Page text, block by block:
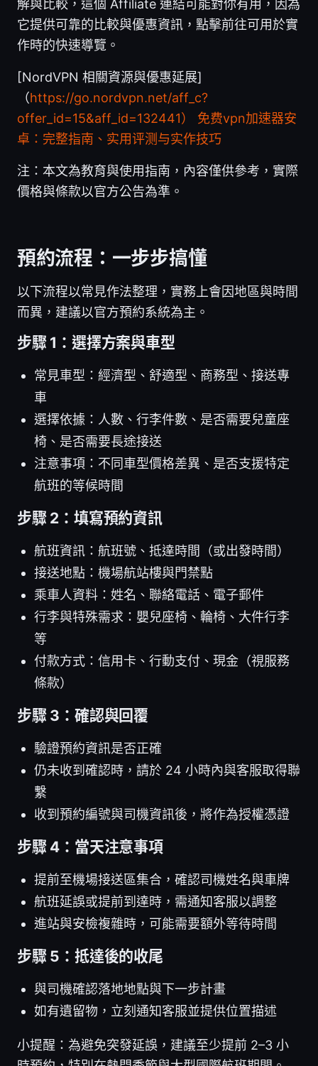
解與比較，這個 Affiliate 連結可能對你有用，因為
它提供可靠的比較與優惠資訊，點擊前往可用於實
作時的快速導覽。
[NordVPN 相關資源與優惠延展]
（https://go.nordvpn.net/aff_c?
offer_id=15&aff_id=132441）
免费vpn加速器安
卓：完整指南、实用评测与实作技巧
注：本文為教育與使用指南，內容僅供參考，實際
價格與條款以官方公告為準。
預約流程：一步步搞懂
以下流程以常見作法整理，實務上會因地區與時間
而異，建議以官方預約系統為主。
步驟 1：選擇方案與車型
常見車型：經濟型、舒適型、商務型、接送專
車
選擇依據：人數、行李件數、是否需要兒童座
椅、是否需要長途接送
注意事項：不同車型價格差異、是否支援特定
航班的等候時間
步驟 2：填寫預約資訊
航班資訊：航班號、抵達時間（或出發時間）
接送地點：機場航站樓與門禁點
乘車人資料：姓名、聯絡電話、電子郵件
行李與特殊需求：嬰兒座椅、輪椅、大件行李
等
付款方式：信用卡、行動支付、現金（視服務
條款）
步驟 3：確認與回覆
驗證預約資訊是否正確
仍未收到確認時，請於 24 小時內與客服取得聯
繫
收到預約編號與司機資訊後，將作為授權憑證
步驟 4：當天注意事項
提前至機場接送區集合，確認司機姓名與車牌
航班延誤或提前到達時，需通知客服以調整
進站與安檢複雜時，可能需要額外等待時間
步驟 5：抵達後的收尾
與司機確認落地地點與下一步計畫
如有遺留物，立刻通知客服並提供位置描述
小提醒：為避免突發延誤，建議至少提前 2–3 小